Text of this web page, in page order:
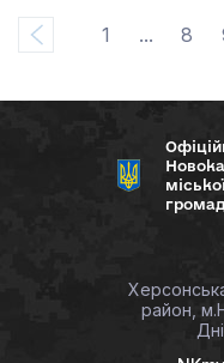
1 ... 8
район,